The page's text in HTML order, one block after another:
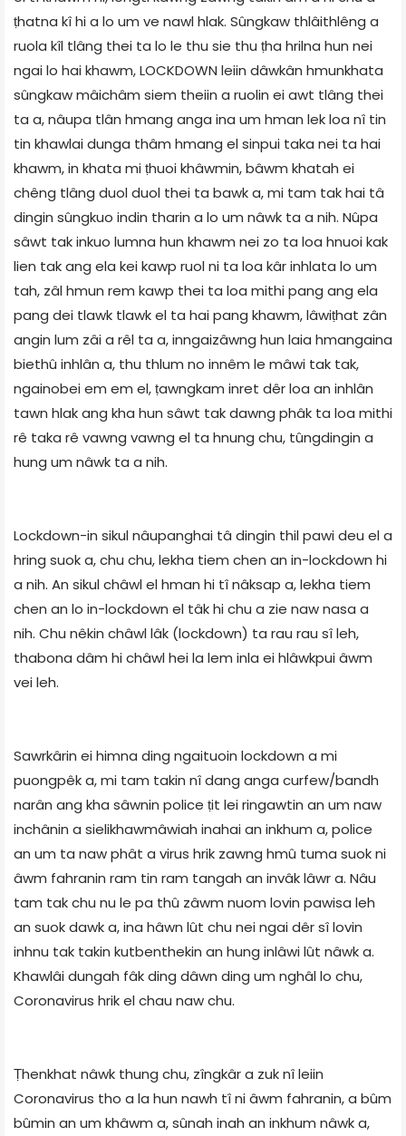
ṭhatna kî hi a lo um ve nawl hlak. Sûngkaw thlâithlêng a
ruola kîl tlâng thei ta lo le thu sie thu ṭha hrilna hun nei
ngai lo hai khawm, LOCKDOWN leiin dâwkân hmunkhata
sûngkaw mâichâm siem theiin a ruolin ei awt tlâng thei
ta a, nâupa tlân hmang anga ina um hman lek loa nî tin
tin khawlai dunga thâm hmang el sinpui taka nei ta hai
khawm, in khata mi ṭhuoi khâwmin, bâwm khatah ei
chêng tlâng duol duol thei ta bawk a, mi tam tak hai tâ
dingin sûngkuo indin tharin a lo um nâwk ta a nih. Nûpa
sâwt tak inkuo lumna hun khawm nei zo ta loa hnuoi kak
lien tak ang ela kei kawp ruol ni ta loa kâr inhlata lo um
tah, zâl hmun rem kawp thei ta loa mithi pang ang ela
pang dei tlawk tlawk el ta hai pang khawm, lâwiṭhat zân
angin lum zâi a rêl ta a, inngaizâwng hun laia hmangaina
biethû inhlân a, thu thlum no innêm le mâwi tak tak,
ngainobei em em el, ṭawngkam inret dêr loa an inhlân
tawn hlak ang kha hun sâwt tak dawng phâk ta loa mithi
rê taka rê vawng vawng el ta hnung chu, tûngdingin a
hung um nâwk ta a nih.
Lockdown-in sikul nâupanghai tâ dingin thil pawi deu el a
hring suok a, chu chu, lekha tiem chen an in-lockdown hi
a nih. An sikul châwl el hman hi tî nâksap a, lekha tiem
chen an lo in-lockdown el tâk hi chu a zie naw nasa a
nih. Chu nêkin châwl lâk (lockdown) ta rau rau sî leh,
thabona dâm hi châwl hei la lem inla ei hlâwkpui âwm
vei leh.
Sawrkârin ei himna ding ngaituoin lockdown a mi
puongpêk a, mi tam takin nî dang anga curfew/bandh
narân ang kha sâwnin police ṭit lei ringawtin an um naw
inchânin a sielikhawmâwiah inahai an inkhum a, police
an um ta naw phât a virus hrik zawng hmû tuma suok ni
âwm fahranin ram tin ram tangah an invâk lâwr a. Nâu
tam tak chu nu le pa thû zâwm nuom lovin pawisa leh
an suok dawk a, ina hâwn lût chu nei ngai dêr sî lovin
inhnu tak takin kutbenthekin an hung inlâwi lût nâwk a.
Khawlâi dungah fâk ding dâwn ding um nghâl lo chu,
Coronavirus hrik el chau naw chu.
Ṭhenkhat nâwk thung chu, zîngkâr a zuk nî leiin
Coronavirus tho a la hun nawh tî ni âwm fahranin, a bûm
bûmin an um khâwm a, sûnah inah an inkhum nâwk a,